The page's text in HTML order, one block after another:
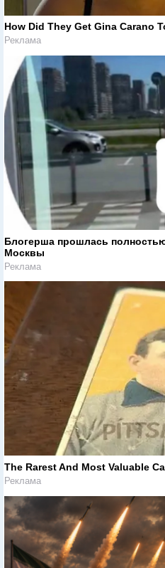
How Did They Get Gina Carano
Реклама
Блогерша прошлась
Москвы
Реклама
The Rarest And Most Valuable
Реклама